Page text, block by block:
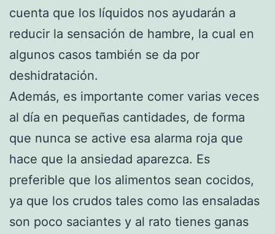
cuenta que los líquidos nos ayudarán a
reducir la sensación de hambre, la cual en
algunos casos también se da por
deshidratación.
Además, es importante comer varias veces
al día en pequeñas cantidades, de forma
que nunca se active esa alarma roja que
hace que la ansiedad aparezca. Es
preferible que los alimentos sean cocidos,
ya que los crudos tales como las ensaladas
son poco saciantes y al rato tienes ganas